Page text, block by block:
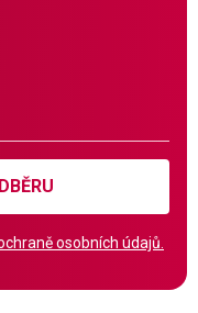
osobních údajů.